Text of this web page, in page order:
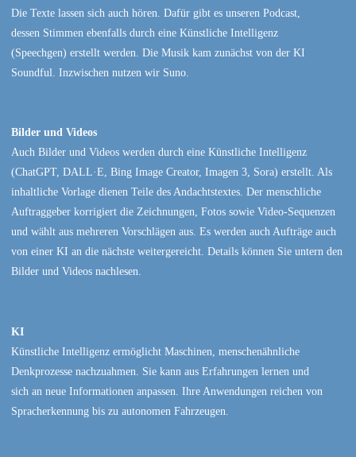
Die Texte lassen sich auch hören. Dafür gibt es unseren Podcast,
dessen Stimmen ebenfalls durch eine Künstliche Intelligenz
(Speechgen) erstellt werden. Die Musik kam zunächst von der KI
Soundful. Inzwischen nutzen wir Suno.
Bilder und Videos
Auch Bilder und Videos werden durch eine Künstliche Intelligenz
(ChatGPT, DALL·E, Bing Image Creator, Imagen 3, Sora) erstellt. Als
inhaltliche Vorlage dienen Teile des Andachtstextes. Der menschliche
Auftraggeber korrigiert die Zeichnungen, Fotos sowie Video-Sequenzen
und wählt aus mehreren Vorschlägen aus. Es werden auch Aufträge auch
von einer KI an die nächste weitergereicht. Details können Sie untern den
Bilder und Videos nachlesen.
KI
Künstliche Intelligenz ermöglicht Maschinen, menschenähnliche
Denkprozesse nachzuahmen. Sie kann aus Erfahrungen lernen und
sich an neue Informationen anpassen. Ihre Anwendungen reichen von
Spracherkennung bis zu autonomen Fahrzeugen.